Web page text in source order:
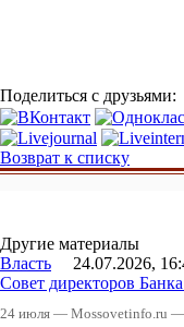
Поделиться с друзьями:
Возврат к списку
Другие материалы
Власть 24.07.2026,
Совет директоров
24 июля — Mossovetinfo.ru —